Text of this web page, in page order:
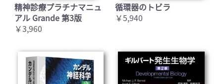
精神診療プラチナマニュ
アル Grande 第3版
￥3,960
循環器のトビラ
￥5,940